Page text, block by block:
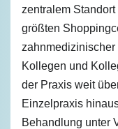
zentralem
größten
zahnmedizinischer
Kollegen und
der Praxis weit
Einzelpraxis
Behandlung unter